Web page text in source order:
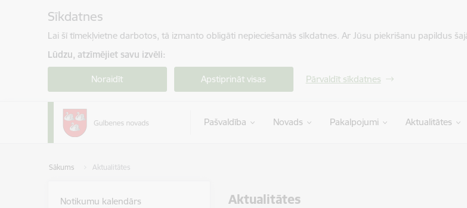
Sīkdatnes
Lai šī tīmekļvietne darbotos, tā izmanto obligāti nepieciešamās sīkdatnes. Ar Jūsu piekrišanu papildus
Lūdzu, atzīmējiet savu izvēli:
Noraidīt Apstiprināt visas Pārvaldīt sīkdatnes
Pašvaldība Novads Pakalpojumi Aktualitātes
Sākums Aktualitātes
Aktualitātes
Notikumu kalendārs